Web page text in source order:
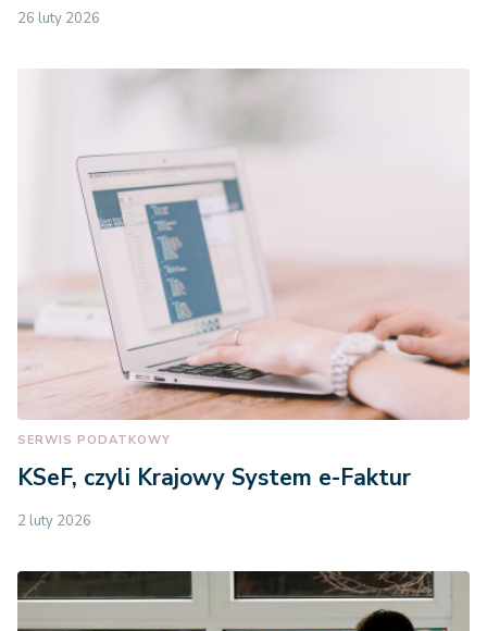
26 luty 2026
SERWIS PODATKOWY
KSeF, czyli Krajowy System e-Faktur
2 luty 2026